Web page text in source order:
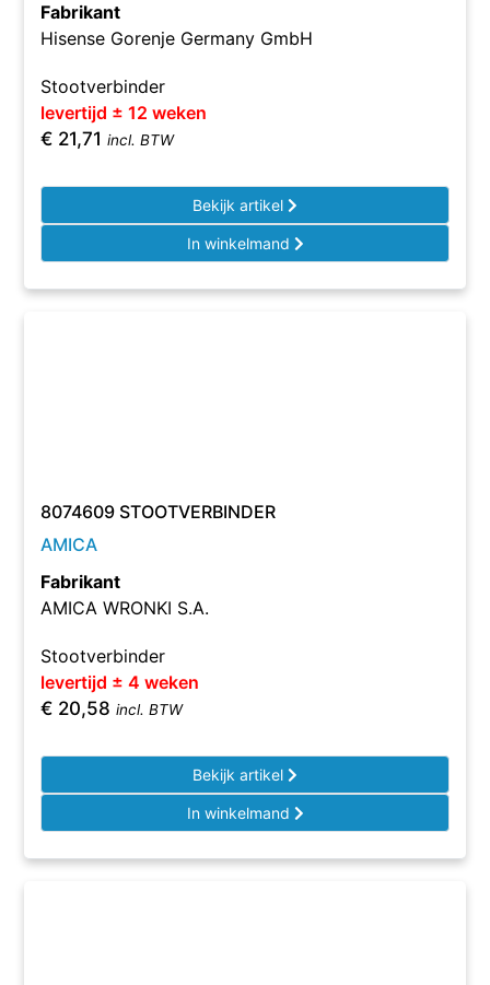
Fabrikant
Hisense Gorenje Germany GmbH
Stootverbinder
levertijd ± 12 weken
€ 21,71 incl. BTW
Bekijk artikel
In winkelmand
8074609 STOOTVERBINDER
AMICA
Fabrikant
AMICA WRONKI S.A.
Stootverbinder
levertijd ± 4 weken
€ 20,58 incl. BTW
Bekijk artikel
In winkelmand